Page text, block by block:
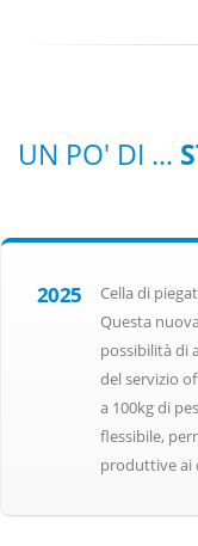
UN PO' DI ...
2025
Cella di
Questa
possibilità di
del servizio
a 100kg di
flessibile,
produttive ai